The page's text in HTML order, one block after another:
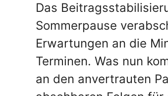
Das
Sommerpause
Erwartungen an die
Terminen. Was nun
an den anvertrauten